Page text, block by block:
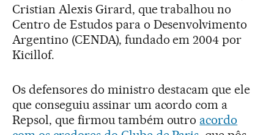
Cristian Alexis Girard, que trabalhou no
Centro de Estudos para o Desenvolvimento
Argentino (CENDA), fundado em 2004 por
Kicillof.
Os defensores do ministro destacam que ele
que conseguiu assinar um acordo com a
Repsol, que firmou também outro acordo